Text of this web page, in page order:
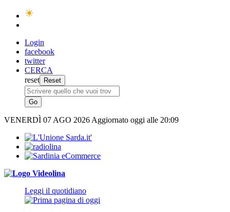
Login
facebook
twitter
CERCA
reset
VENERDÌ 07 AGO 2026 Aggiornato oggi alle 20:09
Leggi il quotidiano